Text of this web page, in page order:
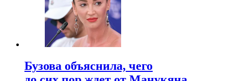
Бузова объяснила, чего